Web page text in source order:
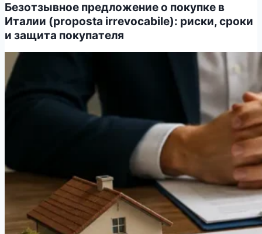
Безотзывное предложение о покупке в
Италии (proposta irrevocabile): риски, сроки
и защита покупателя